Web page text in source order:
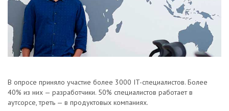
В опросе приняло участие более 3000 IT-специалистов. Более
40% из них — разработчики. 50% специалистов работает в
аутсорсе, треть — в продуктовых компаниях.